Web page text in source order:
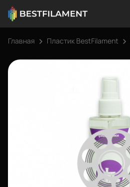
Главная Пластик BestFilament